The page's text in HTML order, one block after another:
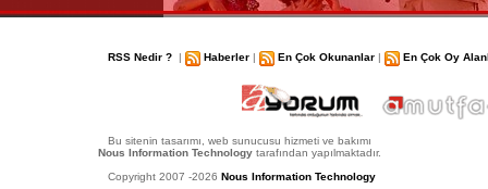
RSS Nedir ? | Haberler | En Çok Okunanlar | En Çok Oy
Bu sitenin tasarımı, web sunucusu hizmeti ve bakımı
Nous Information Technology tarafından yapılmaktadır.
Copyright 2007 -2026 Nous Information Technology